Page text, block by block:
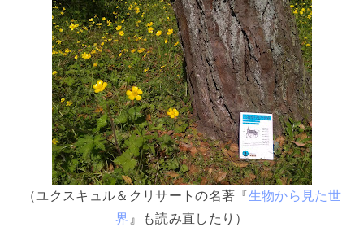
（ユクスキュル＆クリサートの名著『生物から見た世
界 』も読み直したり）